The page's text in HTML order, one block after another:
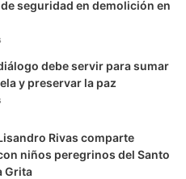
m
seguridad en demolición en
debe servir para sumar
y preservar la paz
Rivas comparte
niños peregrinos del Santo
Grita